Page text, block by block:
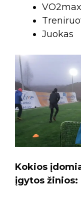
Juokas
Kokios
įgytos žinios: